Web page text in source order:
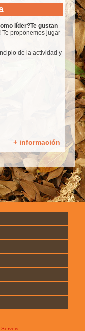
líder?Te gustan
Te proponemos jugar
de la actividad y
+ información
Serveis